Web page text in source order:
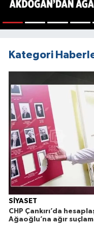
Kategori
SİYASET
CHP Çankırı’da
Ağaoğlu’na ağır